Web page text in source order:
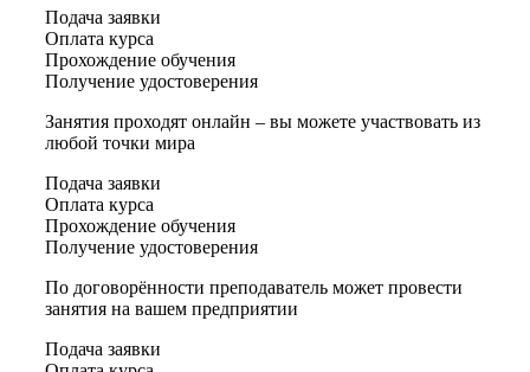
Подача заявки
Оплата курса
Прохождение обучения
Получение удостоверения
Занятия проходят онлайн – вы можете участвовать из
любой точки мира
Подача заявки
Оплата курса
Прохождение обучения
Получение удостоверения
По договорённости преподаватель может провести
занятия на вашем предприятии
Подача заявки